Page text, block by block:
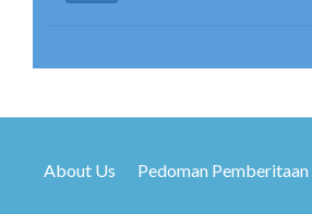
About Us Pedoman